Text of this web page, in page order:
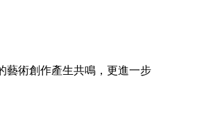
藝術創作產生共鳴，更進一步